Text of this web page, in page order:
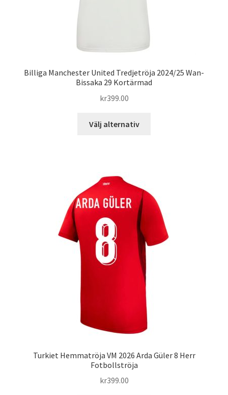
Billiga Manchester United Tredjetröja 2024/25 Wan-
Bissaka 29 Kortärmad
kr399.00
Välj alternativ
De
olika
alternativen
väljas
Turkiet Hemmatröja VM 2026 Arda Güler 8 Herr
Fotbollströja
kr399.00